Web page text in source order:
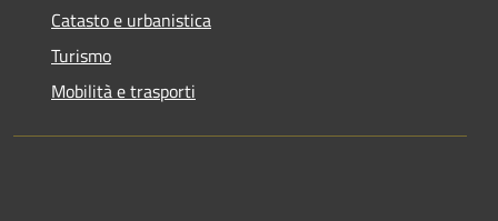
Catasto e urbanistica
Turismo
Mobilità e trasporti